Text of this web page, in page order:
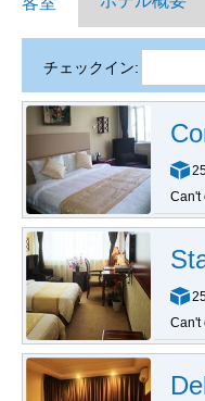
チェックイン:
Can't
Can't